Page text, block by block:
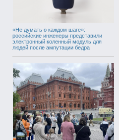
«Не думать о каждом шаге»:
российские инженеры представили
электронный коленный модуль для
людей после ампутации бедра